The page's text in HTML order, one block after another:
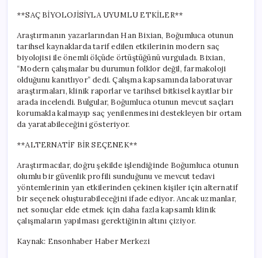
**SAÇ BİYOLOJİSİYLA UYUMLU ETKİLER**
Araştırmanın yazarlarından Han Bixian, Boğumluca otunun
tarihsel kaynaklarda tarif edilen etkilerinin modern saç
biyolojisi ile önemli ölçüde örtüştüğünü vurguladı. Bixian,
“Modern çalışmalar bu durumun folklor değil, farmakoloji
olduğunu kanıtlıyor” dedi. Çalışma kapsamında laboratuvar
araştırmaları, klinik raporlar ve tarihsel bitkisel kayıtlar bir
arada incelendi. Bulgular, Boğumluca otunun mevcut saçları
korumakla kalmayıp saç yenilenmesini destekleyen bir ortam
da yaratabileceğini gösteriyor.
**ALTERNATİF BİR SEÇENEK**
Araştırmacılar, doğru şekilde işlendiğinde Boğumluca otunun
olumlu bir güvenlik profili sunduğunu ve mevcut tedavi
yöntemlerinin yan etkilerinden çekinen kişiler için alternatif
bir seçenek oluşturabileceğini ifade ediyor. Ancak uzmanlar,
net sonuçlar elde etmek için daha fazla kapsamlı klinik
çalışmaların yapılması gerektiğinin altını çiziyor.
Kaynak: Ensonhaber Haber Merkezi